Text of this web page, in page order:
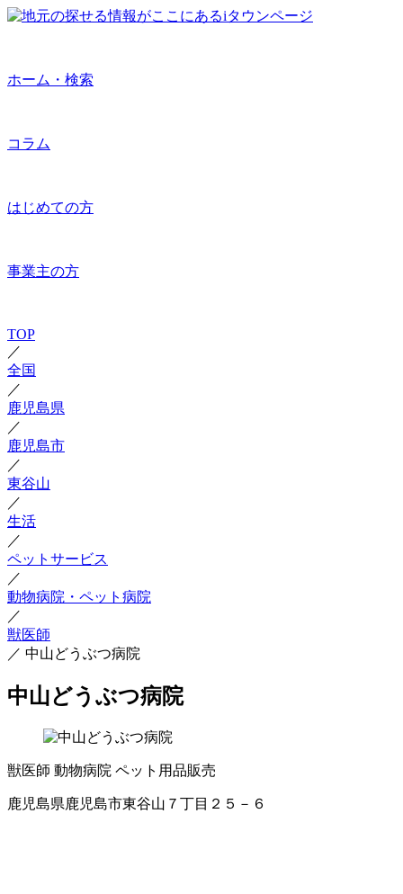
ホーム・検索
コラム
はじめての方
事業主の方
TOP
／
全国
／
鹿児島県
／
鹿児島市
／
東谷山
／
生活
／
ペットサービス
／
動物病院・ペット病院
／
獣医師
／ 中山どうぶつ病院
中山どうぶつ病院
獣医師 動物病院 ペット用品販売
鹿児島県鹿児島市東谷山７丁目２５－６